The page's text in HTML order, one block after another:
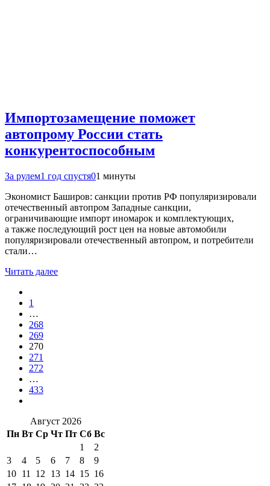
Импортозамещение поможет
автопрому России стать
конкурентоспособным
За рулем1 год спустя01 минуты
Экономист Баширов: санкции против РФ популяризировали
отечественный автопром Западные санкции,
ограничивающие импорт иномарок и комплектующих,
а также последующий рост цен на новые автомобили
популяризировали отечественный автопром, и потребители
стали…
Читать далее
1
…
268
269
270
271
272
…
433
Август 2026
Пн Вт Ср Чт Пт Сб Вс
1
2
3
4 5 6 7 8
9
10 11 12 13 14 15 16